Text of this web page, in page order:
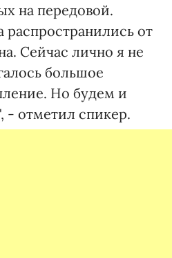
на передовой.
распространились от
Сейчас лично я не
большое
Но будем и
- отметил спикер.